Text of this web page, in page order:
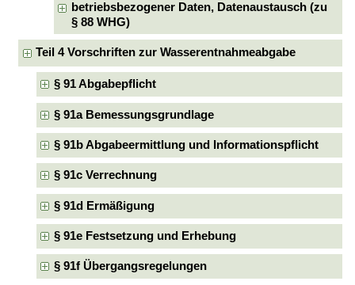
betriebsbezogener Daten, Datenaustausch (zu
§ 88 WHG)
Teil 4 Vorschriften zur Wasserentnahmeabgabe
§ 91 Abgabepflicht
§ 91a Bemessungsgrundlage
§ 91b Abgabeermittlung und Informationspflicht
§ 91c Verrechnung
§ 91d Ermäßigung
§ 91e Festsetzung und Erhebung
§ 91f Übergangsregelungen